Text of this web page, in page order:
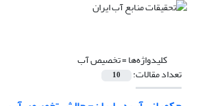
کلیدواژه‌ها =تخصیص آب
تعداد مقالات: 10